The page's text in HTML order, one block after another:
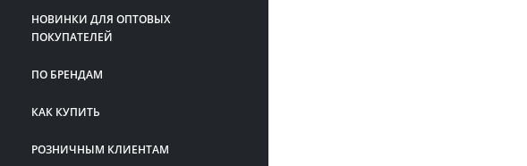
НОВИНКИ ДЛЯ ОПТОВЫХ
ПОКУПАТЕЛЕЙ
ПО БРЕНДАМ
КАК КУПИТЬ
РОЗНИЧНЫМ КЛИЕНТАМ